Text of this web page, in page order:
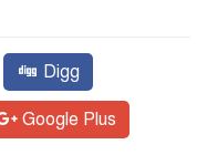
Digg
Google Plus